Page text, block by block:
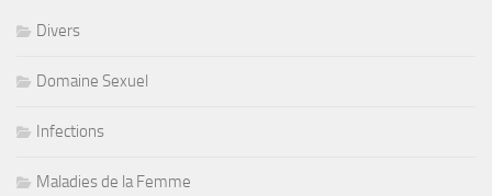
Divers
Domaine Sexuel
Infections
Maladies de la Femme